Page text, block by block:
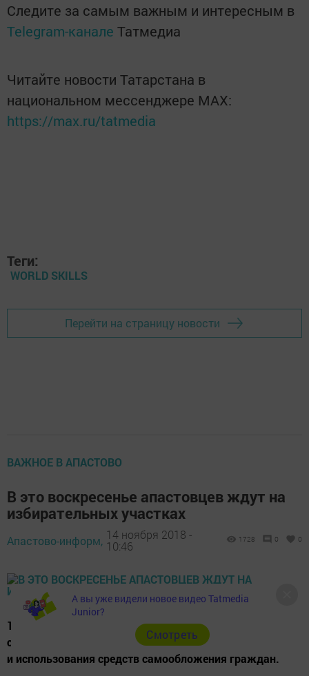
Следите за самым важным и интересным в
Telegram-канале Татмедиа
Читайте новости Татарстана в
национальном мессенджере MАХ:
https://max.ru/tatmedia
Теги:
WORLD SKILLS
Перейти на страницу новости
ВАЖНОЕ В АПАСТОВО
В это воскресенье апастовцев ждут на
избирательных участках
Апастово-информ, 14 ноября 2018 -
10:46
1728 0 0
18 ноября 2018 года в сельских поселениях района
состоятся местные референдумы по вопросу введения
и использования средств самообложения граждан.
А вы уже видели новое видео Tatmedia
Junior?
Cмотреть